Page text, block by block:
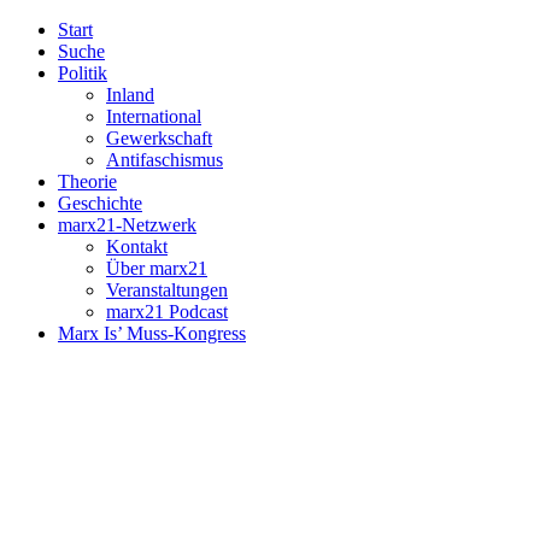
Start
Suche
Politik
Inland
International
Gewerkschaft
Antifaschismus
Theorie
Geschichte
marx21-Netzwerk
Kontakt
Über marx21
Veranstaltungen
marx21 Podcast
Marx Is’ Muss-Kongress